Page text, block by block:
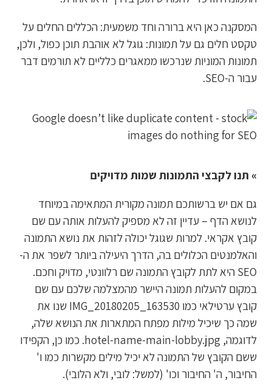
המסקנה כאן היא ברורה וחד משמעית: הכללים החלים על
טקסט חלים גם על תמונות: גוגל לא אוהבת תוכן כפול, ולכן,
תמונות המוניות שנרכשו ממאגרים כלליים לא תורמים דבר
עבור ה-SEO.
» תנו לקבצי התמונות שמות מדויקים
גם אם יש ברשותכם תמונה מקורית המתאימה במיוחד
לנושא הדף – עדיין זה לא מספיק להעלות אותה עם שם
קובץ אקראי. למרות שגוגל יכולה לזהות את נושא התמונה
והאלמנטים הכלולים בה, הדרך היעילה ביותר לשפר את ה-
SEO היא לתת לקובץ התמונה שם רלוונטי, מדויק וחכם.
במקום להעלות תמונה היישר מהמצלמה שלכם עם שם
קובץ ערטילאי כמו IMG_20180205_163530 שנו את
שמה כך שיכיל מילות מפתח המתארות את הנושא שלה,
לדוגמה, hotel-name-main-lobby.jpg. כמו כן, הקפידו
ששם הקובץ של התמונה לא יכיל מילים מקשרות כמו ו'
החיבור, ה' החיבור וכו' (למשל: לובי, ולא הלובי).